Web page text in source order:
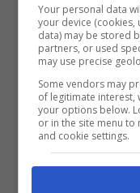
voglia di
è solo una
desiderio
vita con lui. La
buon test per
una persona
di contatto è
Your personal data
your device
data) may be stored
partners, or used
may use precise
Some vendors may
of legitimate interest,
your options below.
or in the site menu to
and cookie settings.